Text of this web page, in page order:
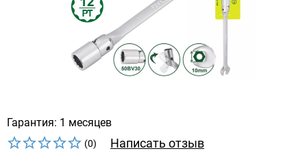
Гарантия: 1 месяцев
(0) Написать отзыв